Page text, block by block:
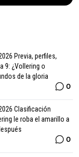
Previa, perfiles,
9: ¿Vollering o
de la gloria
0
Clasificación
le roba el amarillo a
0